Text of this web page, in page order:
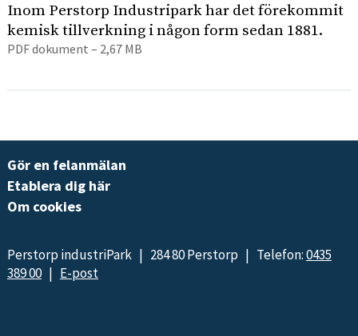
Inom Perstorp Industripark har det förekommit
kemisk tillverkning i någon form sedan 1881.
PDF dokument – 2,67 MB
Gör en felanmälan
Etablera dig här
Om cookies
Perstorp industriPark | 284 80 Perstorp | Telefon:0435
389 00| E-post